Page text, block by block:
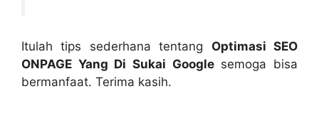
Itulah tips sederhana tentang Optimasi SEO
ONPAGE Yang Di Sukai Googlesemoga bisa
bermanfaat. Terima kasih.